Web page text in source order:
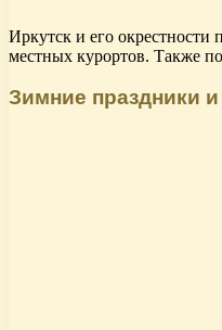
Иркутск и его
местных курортов. Также
Зимние праздники